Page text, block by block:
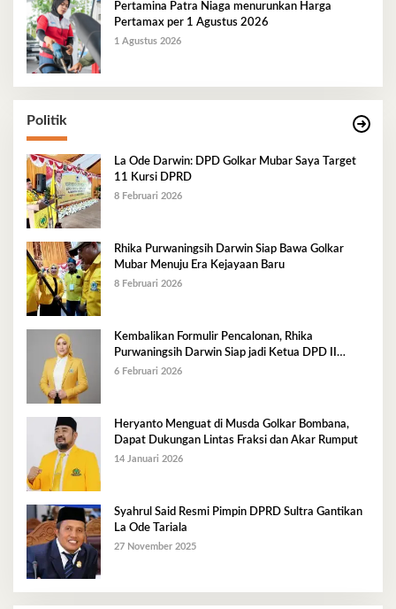
Pertamina Patra Niaga menurunkan Harga
Pertamax per 1 Agustus 2026
1 Agustus 2026
Politik
La Ode Darwin: DPD Golkar Mubar Saya Target
11 Kursi DPRD
8 Februari 2026
Rhika Purwaningsih Darwin Siap Bawa Golkar
Mubar Menuju Era Kejayaan Baru
8 Februari 2026
Kembalikan Formulir Pencalonan, Rhika
Purwaningsih Darwin Siap jadi Ketua DPD II
Golkar Mubar
6 Februari 2026
Heryanto Menguat di Musda Golkar Bombana,
Dapat Dukungan Lintas Fraksi dan Akar Rumput
14 Januari 2026
Syahrul Said Resmi Pimpin DPRD Sultra Gantikan
La Ode Tariala
27 November 2025